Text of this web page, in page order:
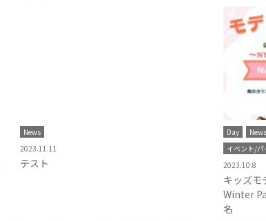
News
2023.11.11
テスト
Day News
イベント/パ
2023.10.8
キッズ
Winter
名